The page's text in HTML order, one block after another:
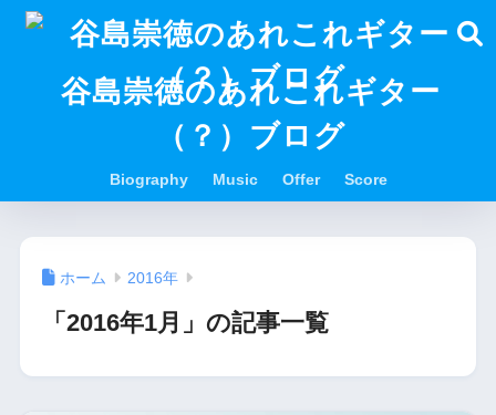
谷島崇徳のあれこれギター
（？）ブログ
Biography Music Offer Score
ホーム 2016年
「2016年1月」の記事一覧